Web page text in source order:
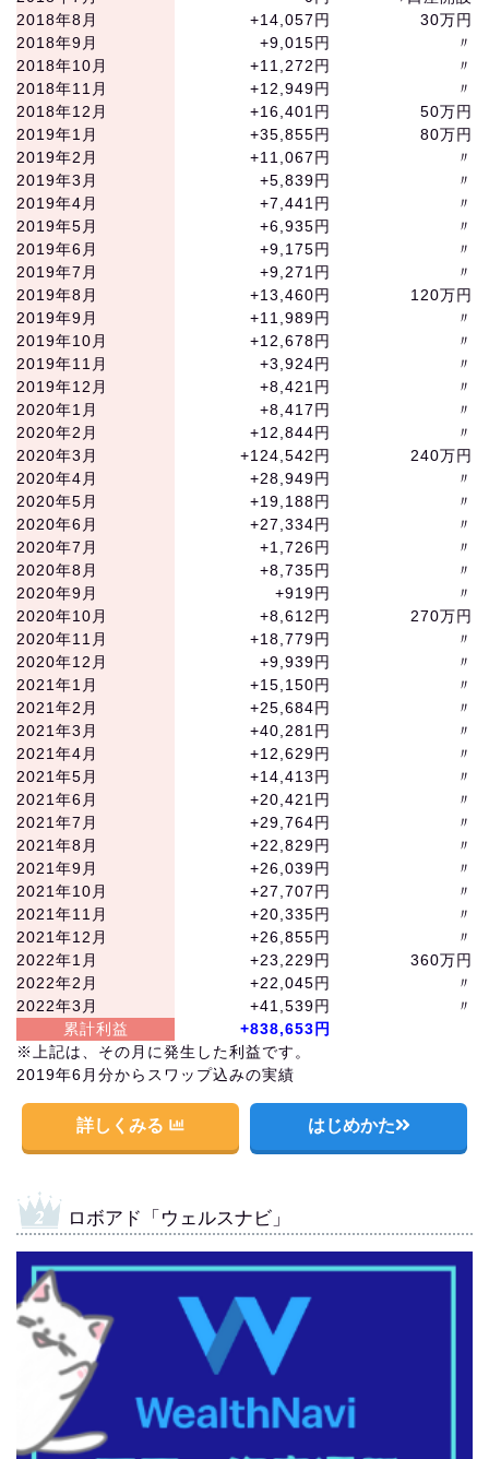
2018年8月
+14,057円
30万円
2018年9月
+9,015円
〃
2018年10月
+11,272円
〃
2018年11月
+12,949円
〃
2018年12月
+16,401円
50万円
2019年1月
+35,855円
80万円
2019年2月
+11,067円
〃
2019年3月
+5,839円
〃
2019年4月
+7,441円
〃
2019年5月
+6,935円
〃
2019年6月
+9,175円
〃
2019年7月
+9,271円
〃
2019年8月
+13,460円
120万円
2019年9月
+11,989円
〃
2019年10月
+12,678円
〃
2019年11月
+3,924円
〃
2019年12月
+8,421円
〃
2020年1月
+8,417円
〃
2020年2月
+12,844円
〃
2020年3月
+124,542円
240万円
2020年4月
+28,949円
〃
2020年5月
+19,188円
〃
2020年6月
+27,334円
〃
2020年7月
+1,726円
〃
2020年8月
+8,735円
〃
2020年9月
+919円
〃
2020年10月
+8,612円
270万円
2020年11月
+18,779円
〃
2020年12月
+9,939円
〃
2021年1月
+15,150円
〃
2021年2月
+25,684円
〃
2021年3月
+40,281円
〃
2021年4月
+12,629円
〃
2021年5月
+14,413円
〃
2021年6月
+20,421円
〃
2021年7月
+29,764円
〃
2021年8月
+22,829円
〃
2021年9月
+26,039円
〃
2021年10月
+27,707円
〃
2021年11月
+20,335円
〃
2021年12月
+26,855円
〃
2022年1月
+23,229円
360万円
2022年2月
+22,045円
〃
2022年3月
+41,539円
〃
累計利益
+838,653円
※上記は、その月に発生した利益です。
2019年6月分からスワップ込みの実績
詳しくみる はじめかた
ロボアド「ウェルスナビ」